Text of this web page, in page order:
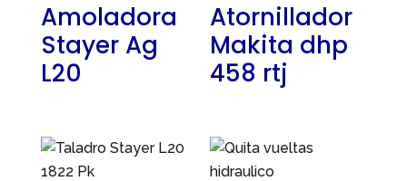
Amoladora
Stayer Ag
L20
Atornillador
Makita dhp
458 rtj